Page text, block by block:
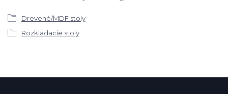
Drevené/MDF stoly
Rozkladacie stoly